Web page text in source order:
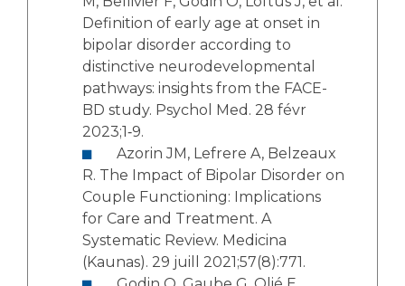
Definition of early age at onset in
bipolar disorder according to
distinctive neurodevelopmental
pathways: insights from the FACE-
BD study. Psychol Med. 28 févr
2023;1‑9.
R. The Impact of Bipolar Disorder on
Couple Functioning: Implications
for Care and Treatment. A
Systematic Review. Medicina
(Kaunas). 29 juill 2021;57(8):771.